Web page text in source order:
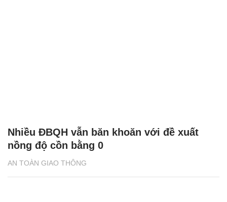
AN TOÀN GIAO THÔNG
Nhiều ĐBQH vẫn băn khoăn với đề xuất
nồng độ cồn bằng 0